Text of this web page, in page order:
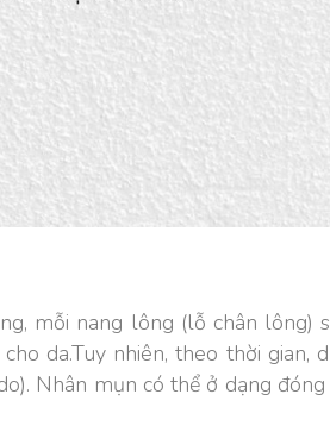
mỗi nang lông (lỗ chân lông)
da.Tuy nhiên, theo thời gian,
Nhân mụn có thể ở dạng